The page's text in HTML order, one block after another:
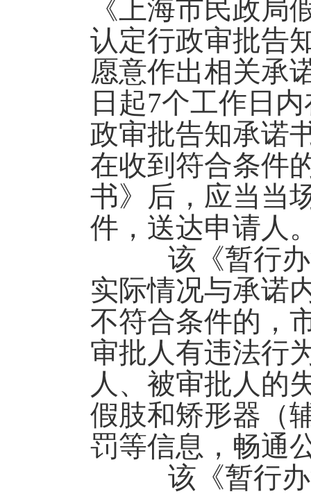
《上海市民政
认定行政审批告
愿意作出相关承
日起7个工作日
政审批告知承诺
在收到符合条件
书》后，应当当
件，送达申请人
该《暂行办
实际情况与承诺
不符合条件的，
审批人有违法行
人、被审批人的
假肢和矫形器（
罚等信息，畅通
该《暂行办